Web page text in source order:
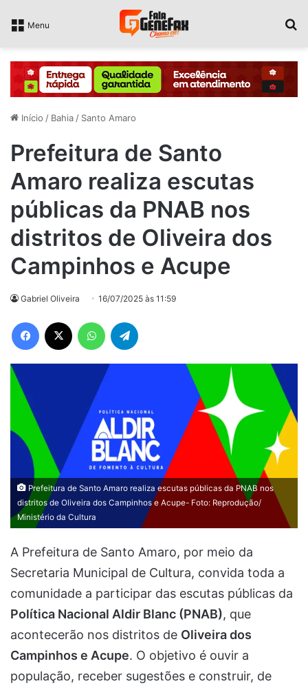
Menu
Início / Bahia / Santo Amaro
Prefeitura de Santo
Amaro realiza escutas
públicas da PNAB nos
distritos de Oliveira dos
Campinhos e Acupe
Gabriel Oliveira 16/07/2025 às 11:59
Facebook WhatsApp
Prefeitura de Santo Amaro realiza escutas públicas da PNAB nos
distritos de Oliveira dos Campinhos e Acupe- Foto: Reprodução/
Ministério da Cultura
A Prefeitura de Santo Amaro, por meio da
Secretaria Municipal de Cultura, convida toda a
comunidade a participar das escutas públicas da
Política Nacional Aldir Blanc (PNAB), que
acontecerão nos distritos de Oliveira dos
Campinhos e Acupe. O objetivo é ouvir a
população, receber sugestões e construir, de